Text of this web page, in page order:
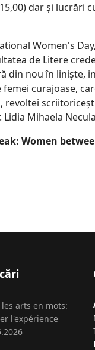
dar și lucrări
Women's
de Litere
din nou în liniște,
curajoase,
Mihaela
Women
arts en mots:
l'expérience